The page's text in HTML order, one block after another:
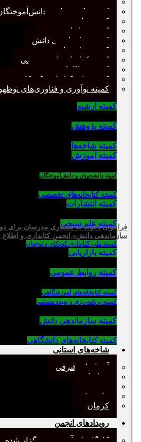
کمیته دانشجویان و
کمیته علم سنجی
کمیته روابط عمومی
کمیته سازماندهی دانش
کمیته شاخه‌ها
کمیته کتابخانه‌های تخصصی
کمیته مطالعات صنفی
کمیته ملی کتابداری کودکان و
کمیته نوآوری و فناوری‌های
کمیته آرشیو
کمیته پژوهش
کمیته شاخه‌ها
کمیته آموزش
کمیته دانشجویان و دانش‌آموختگان
کمیته کتابخانه‌های تخصصی
کمیته انتشارات
کمیته علم سنجی
کمیته ملی کتابداری کودکان و نوجوان
کمیته بازاریابی
کمیته روابط عمومی
كميته كتابخانه‌هاي آموزشگاهي
کمیته برنامه‌ریزی و بهبود مستمر
کمیته سازماندهی دانش
کمیته کتابخانه‌های دانشگاهی
شاخه‌های استانی
آذربایجان شرقی
خراسان
مازندران
کرمان
رویدادهای انجمن
کارگاههای آموزشی برگزار شده
فراخوان دعوت به همکاری مدرسان برای
سازماندهی دانش» انجمن کتابداری و اطلاع